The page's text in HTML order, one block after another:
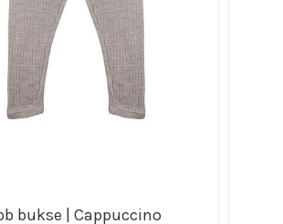
bukse | Cappuccino